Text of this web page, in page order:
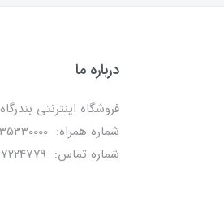
درباره ما
فروشگاه اینترنتی بندرگاه
شماره همراه: 09335330000
شماره تماس: 07737224779